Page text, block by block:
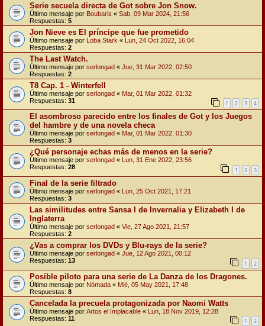
Serie secuela directa de Got sobre Jon Snow.
Último mensaje por Boubaris « Sab, 09 Mar 2024, 21:56
Respuestas: 5
Jon Nieve es El príncipe que fue prometido
Último mensaje por Loba Stark « Lun, 24 Oct 2022, 16:04
Respuestas: 2
The Last Watch.
Último mensaje por serlongad « Jue, 31 Mar 2022, 02:50
Respuestas: 2
T8 Cap. 1 - Winterfell
Último mensaje por serlongad « Mar, 01 Mar 2022, 01:32
Respuestas: 31 1 2 3 4
El asombroso parecido entre los finales de Got y los Juegos
del hambre y de una novela checa
Último mensaje por serlongad « Mar, 01 Mar 2022, 01:30
Respuestas: 3
¿Qué personaje echas más de menos en la serie?
Último mensaje por serlongad «
Lun, 31 Ene 2022, 23:56
Respuestas: 28 1 2 3
Final de la serie filtrado
Último mensaje por serlongad « Lun, 25 Oct 2021, 17:21
Respuestas: 3
Las similitudes entre Sansa I de Invernalia y Elizabeth I de
Inglaterra
Último mensaje por serlongad « Vie, 27 Ago 2021, 21:57
Respuestas: 2
¿Vas a comprar los DVDs y Blu-rays de la serie?
Último mensaje por serlongad « Jue, 12 Ago 2021, 00:12
Respuestas: 13 1 2
Posible piloto para una serie de La Danza de los Dragones.
Último mensaje por Nómada « Mié, 05 May 2021, 17:48
Respuestas: 8
Cancelada la precuela protagonizada por Naomi Watts
Último mensaje por Artos el Implacable « Lun, 18 Nov 2019, 12:28
Respuestas: 11 1 2